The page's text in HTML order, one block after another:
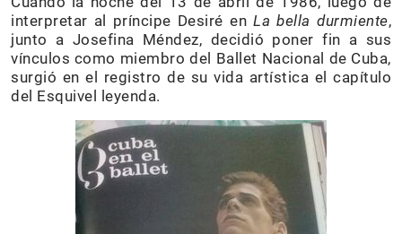
interpretar al príncipe Desiré enLa bella durmiente,
junto a Josefina Méndez, decidió poner fin a sus
vínculos como miembro del Ballet Nacional de Cuba,
surgió en el registro de su vida artística el capítulo
del Esquivel leyenda.